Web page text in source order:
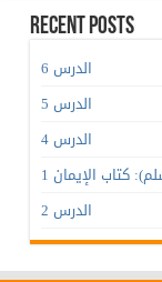
Recent Posts
الدرس 6
الدرس 5
الدرس 4
الدرس 2